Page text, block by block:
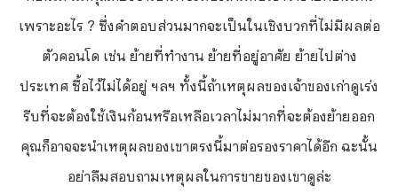
เพราะอะไร ? ซึ่งคำตอบส่วนมากจะเป็นในเชิงบวกที่ไม่มีผลต่อ
ตัวคอนโด เช่น ย้ายที่ทำงาน ย้ายที่อยู่อาศัย ย้ายไปต่าง
ประเทศ ซื้อไว้ไม่ได้อยู่ ฯลฯ ทั้งนี้ถ้าเหตุผลของเจ้าของเก่าดูเร่ง
รีบที่จะต้องใช้เงินก้อนหรือเหลือเวลาไม่มากที่จะต้องย้ายออก
คุณก็อาจจะนำเหตุผลของเขาตรงนี้มาต่อรองราคาได้อีก ฉะนั้น
อย่าลืมสอบถามเหตุผลในการขายของเขาดูล่ะ